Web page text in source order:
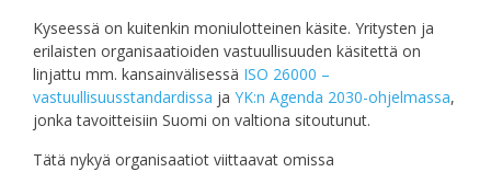
Kyseessä on kuitenkin moniulotteinen käsite. Yritysten ja
erilaisten organisaatioiden vastuullisuuden käsitettä on
linjattu mm. kansainvälisessä ISO 26000 –
vastuullisuusstandardissa ja YK:n Agenda 2030-ohjelmassa,
jonka tavoitteisiin Suomi on valtiona sitoutunut.
Tätä nykyä organisaatiot viittaavat omissa